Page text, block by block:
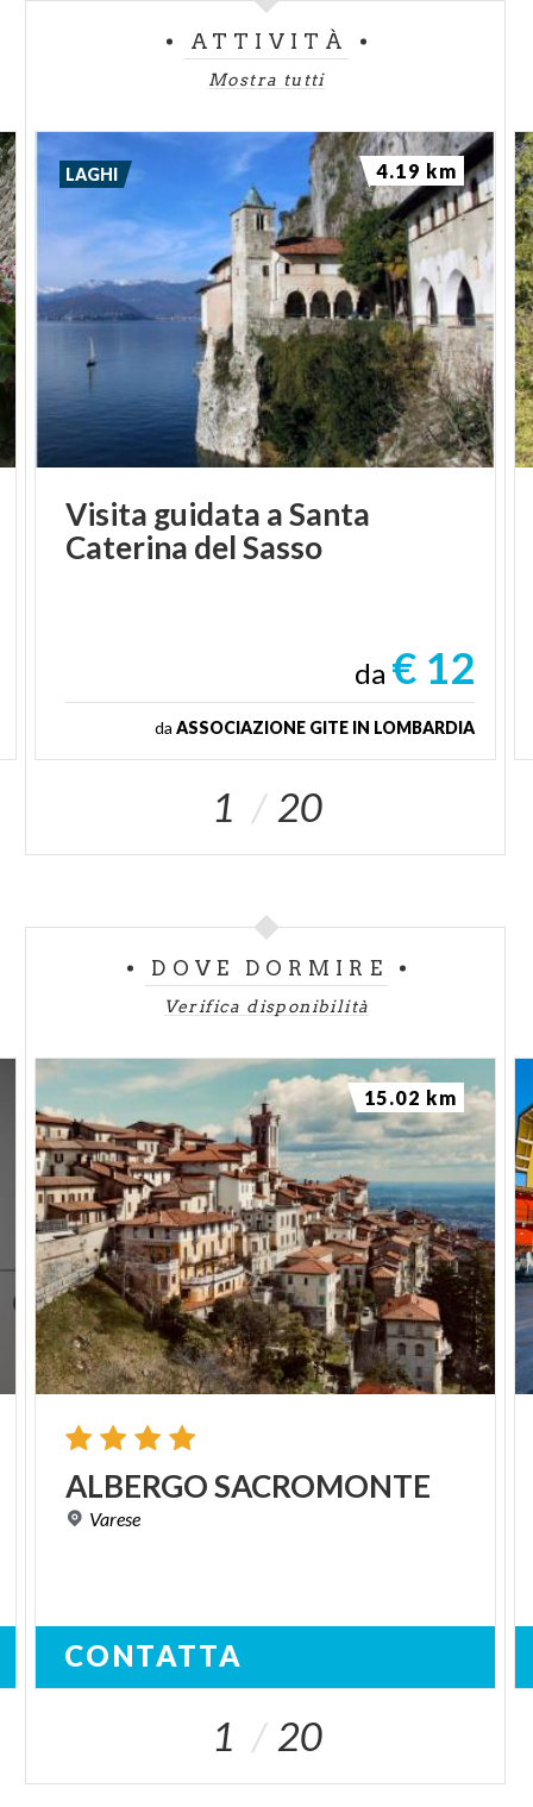
ATTIVITÀ
Mostra tutti
Visita guidata aSanta
Caterina delSasso
da € 12
da ASSOCIAZIONE GITE IN LOMBARDIA
LAGHI 4.19 km
1 20
DOVE DORMIRE
Verifica disponibilità
ALBERGOSACROMONTE
Varese
CONTATTA
15.02 km
1 20